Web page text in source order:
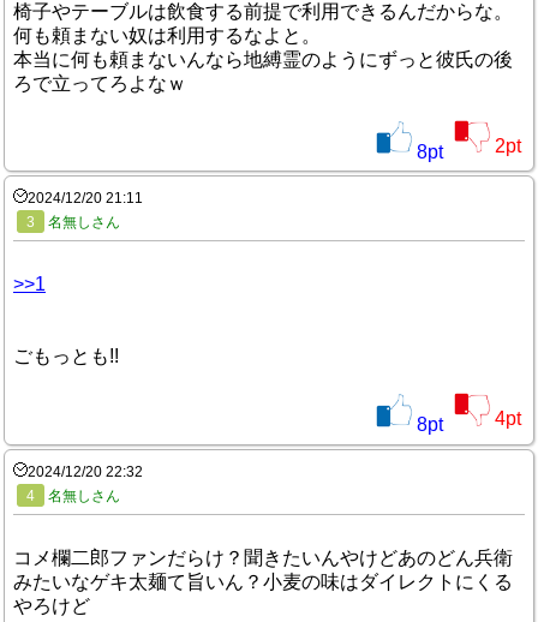
椅子やテーブルは飲食する前提で利用できるんだからな。
何も頼まない奴は利用するなよと。
本当に何も頼まないんなら地縛霊のようにずっと彼氏の後
ろで立ってろよなｗ
8pt 2pt
2024/12/20 21:11
3
名無しさん
>>1
ごもっとも!!
8pt 4pt
2024/12/20 22:32
4
名無しさん
コメ欄二郎ファンだらけ？聞きたいんやけどあのどん兵衛
みたいなゲキ太麺て旨いん？小麦の味はダイレクトにくる
やろけど